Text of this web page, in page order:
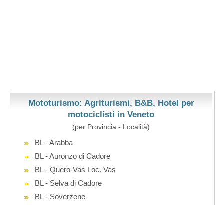
Mototurismo: Agriturismi, B&B, Hotel per
motociclisti in Veneto
(per Provincia - Località)
BL - Arabba
BL - Auronzo di Cadore
BL - Quero-Vas Loc. Vas
BL - Selva di Cadore
BL - Soverzene